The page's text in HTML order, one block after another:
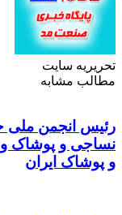
تحریریه سایت
مطالب مشابه
رئیس انجمن ملی
نساجی و پوشاک
و پوشاک ایران